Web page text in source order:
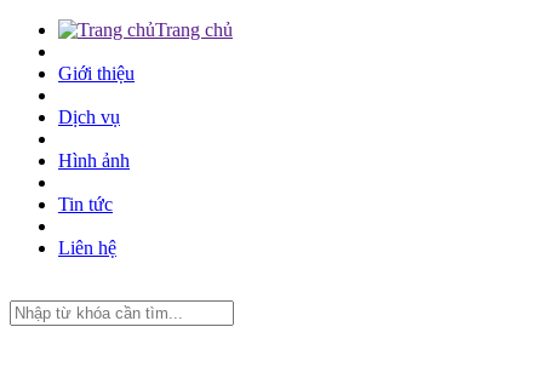
Trang chủ
Giới thiệu
Dịch vụ
Hình ảnh
Tin tức
Liên hệ